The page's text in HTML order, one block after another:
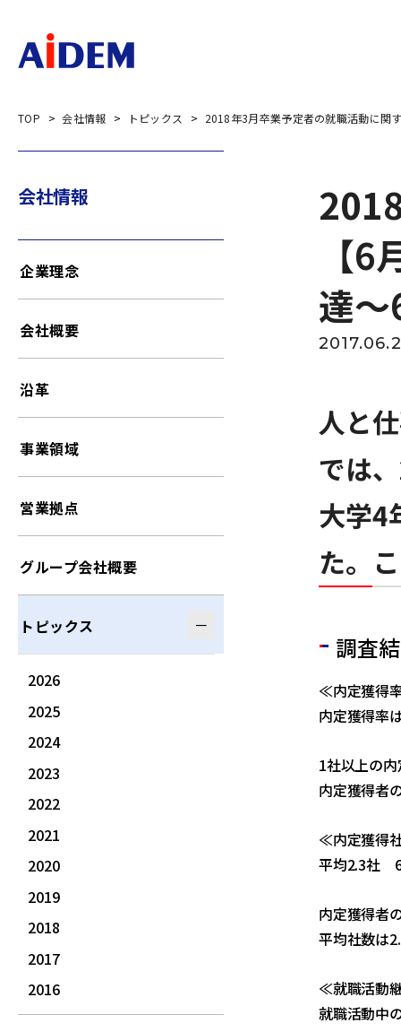
TOP 会社情報 トピックス 2018年3月卒業予定者の就職活動に関
【
達
人と
では
大学4
た。
調査
≪内定獲得
内定獲得率
1社以上の
内定獲得者
≪内定獲得
平均2.3社
内定獲得者
平均社数は
≪就職活動
就職活動中
会社情報
企業理念
会社概要
沿革
事業領域
営業拠点
グループ会社概要
トピックス
2026
2025
2024
2023
2022
2021
2020
2019
2018
2017
2016